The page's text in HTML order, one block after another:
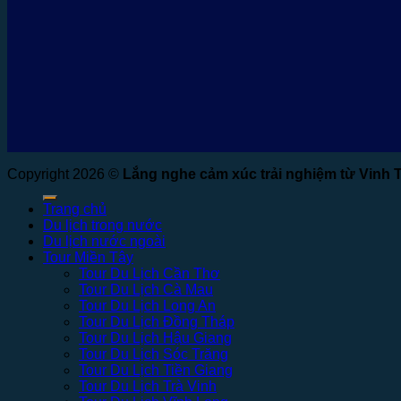
Copyright 2026 © Lắng nghe cảm xúc trải nghiệm từ Vinh
Trang chủ
Du lịch trong nước
Du lịch nước ngoài
Tour Miền Tây
Tour Du Lịch Cần Thơ
Tour Du Lịch Cà Mau
Tour Du Lịch Long An
Tour Du Lịch Đồng Tháp
Tour Du Lịch Hậu Giang
Tour Du Lịch Sóc Trăng
Tour Du Lịch Tiền Giang
Tour Du Lịch Trà Vinh